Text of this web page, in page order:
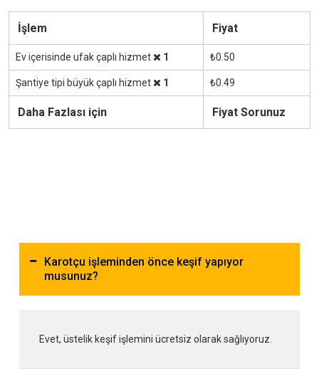
İşlem Fiyat
Ev içerisinde ufak çaplı hizmet 1 ₺0.50
Şantiye tipi büyük çaplı hizmet 1 ₺0.49
Daha Fazlası için Fiyat Sorunuz
Karotçu işleminden önce keşif yapıyor
musunuz?
Evet, üstelik keşif işlemini ücretsiz olarak sağlıyoruz.